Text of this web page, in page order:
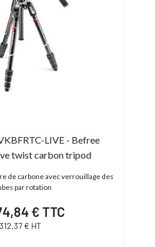
LIVE - Befree
twist carbon tripod
de carbone avec verrouillage des
par rotation
€ TTC
312,37 € HT